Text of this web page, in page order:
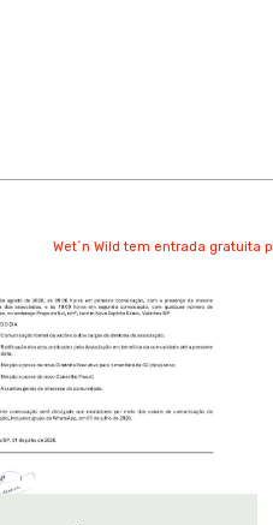
Wet´n Wild tem entrada gratuita